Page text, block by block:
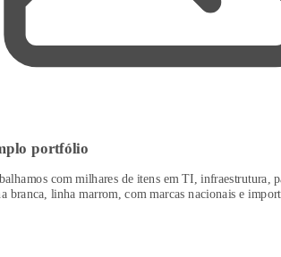
portfólio
com milhares de itens em TI, infraestrutura,
branca, linha marrom, com marcas nacionais e